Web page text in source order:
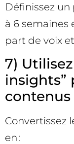
Définissez un
à 6 semaines
part de voix
7)
insights”
contenus
Convertissez
en :